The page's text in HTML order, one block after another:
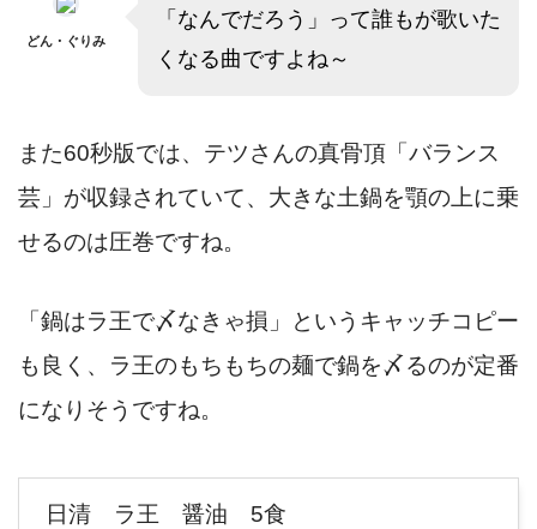
どん・ぐりみ
「なんでだろう」って誰もが歌いた
くなる曲ですよね～
また60秒版では、テツさんの真骨頂「バランス
芸」が収録されていて、大きな土鍋を顎の上に乗
せるのは圧巻ですね。
「鍋はラ王で〆なきゃ損」というキャッチコピー
も良く、ラ王のもちもちの麺で鍋を〆るのが定番
になりそうですね。
日清 ラ王 醤油 5食